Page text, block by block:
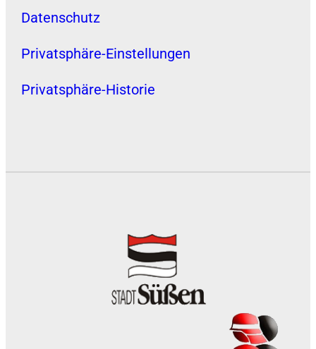
Datenschutz
Privatsphäre-Einstellungen
Privatsphäre-Historie